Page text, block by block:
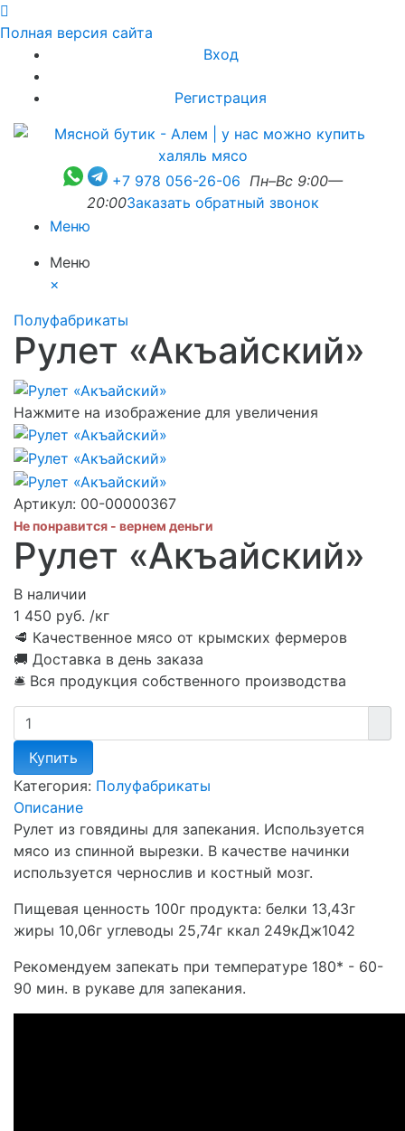
Полная версия сайта
Вход
Регистрация
+7 978 056-26-06 Пн–Вс 9:00—
20:00Заказать обратный звонок
Меню
Меню
×
Полуфабрикаты
Рулет «Акъайский»
Нажмите на изображение для увеличения
Артикул: 00-00000367
Не понравится - вернем деньги
Рулет «Акъайский»
В наличии
1 450 руб. /кг
🥩 Качественное мясо от крымских фермеров
🚚 Доставка в день заказа
🛎 Вся продукция собственного производства
Купить
Категория: Полуфабрикаты
Описание
Рулет из говядины для запекания. Используется
мясо из спинной вырезки. В качестве начинки
используется чернослив и костный мозг.
Пищевая ценность 100г продукта: белки 13,43г
жиры 10,06г углеводы 25,74г ккал 249кДж1042
Рекомендуем запекать при температуре 180* - 60-
90 мин. в рукаве для запекания.